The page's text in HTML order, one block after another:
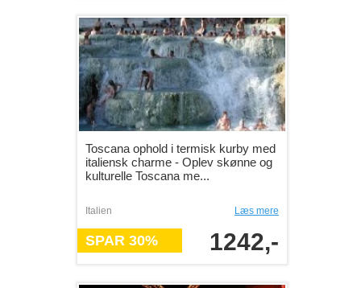
Toscana ophold i termisk kurby med
italiensk charme - Oplev skønne og
kulturelle Toscana me...
Italien Læs mere
SPAR 30% 1242,-